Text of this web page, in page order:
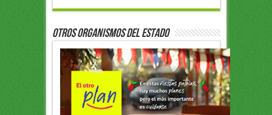
OTROS ORGANISMOS DEL ESTADO